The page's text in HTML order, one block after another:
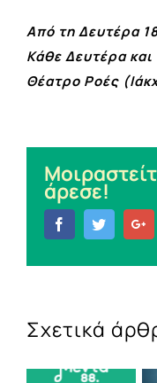
Από τη Δευτέρα
Κάθε Δευτέρα
Θέατρο Ροές
άρεσε!
FacebookTwitter
Σχετικά